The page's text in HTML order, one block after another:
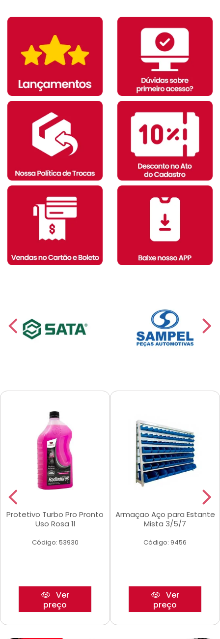
Protetivo Turbo Pro Pronto
Uso Rosa 1l
Código: 53930
Ver
preço
Armaçao Aço para Estante
Mista 3/5/7
Código: 9456
Ver
preço